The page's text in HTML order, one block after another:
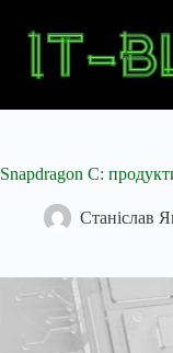
Snapdragon C:
Станіслав